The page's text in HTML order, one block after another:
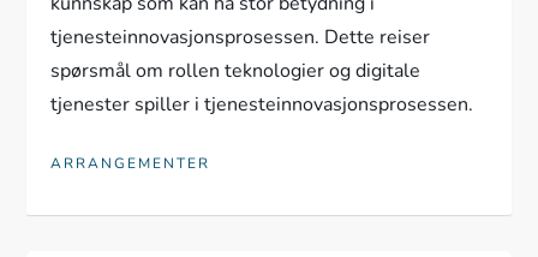
tjenesteinnovasjonsprosessen. Dette reiser
spørsmål om rollen teknologier og digitale
tjenester spiller i tjenesteinnovasjonsprosessen.
ARRANGEMENTER